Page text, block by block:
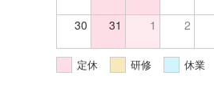
30 31 1 2
定休 研修 休業